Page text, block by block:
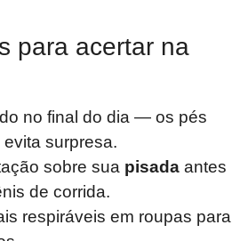
para acertar na
no final do dia — os pés
surpresa.
sobre sua pisada antes
de corrida.
respiráveis em roupas para